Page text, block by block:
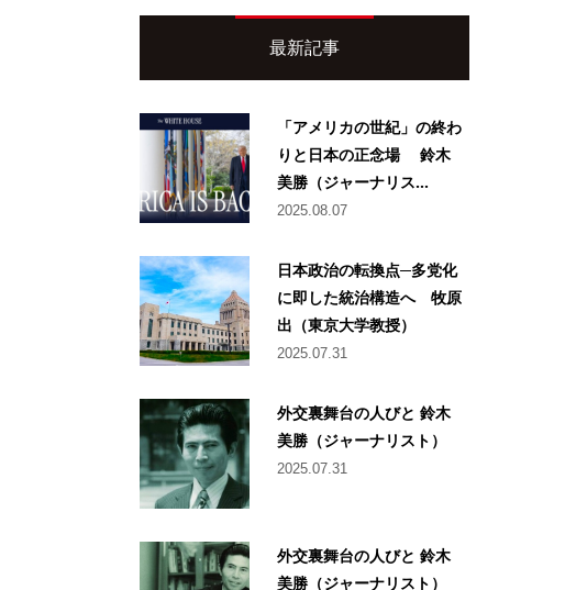
最新記事
「アメリカの世紀」の終わ
りと日本の正念場 鈴木
美勝（ジャーナリス...
2025.08.07
日本政治の転換点─多党化
に即した統治構造へ 牧原
出（東京大学教授）
2025.07.31
外交裏舞台の人びと 鈴木
美勝（ジャーナリスト）
2025.07.31
外交裏舞台の人びと 鈴木
美勝（ジャーナリスト）